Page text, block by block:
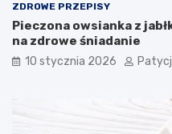
ZDROWE PRZEPISY
Pieczona owsianka z
na zdrowe śniadanie
10 stycznia 2026